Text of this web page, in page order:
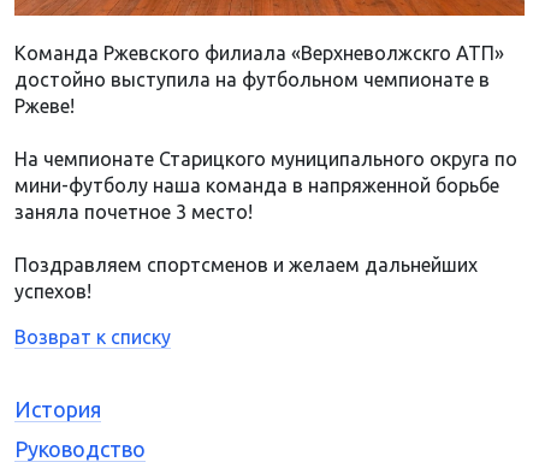
Команда Ржевского филиала «Верхневолжскго АТП»
достойно выступила на футбольном чемпионате в
Ржеве!
На чемпионате Старицкого муниципального округа по
мини-футболу наша команда в напряженной борьбе
заняла почетное 3 место!
Поздравляем спортсменов и желаем дальнейших
успехов!
Возврат к списку
История
Руководство